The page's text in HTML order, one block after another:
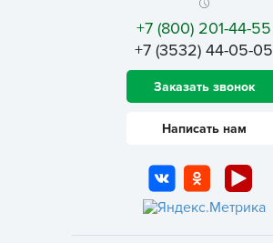
+7 (800) 201-44-55
+7 (3532) 44-05-05
Заказать звонок
Написать нам